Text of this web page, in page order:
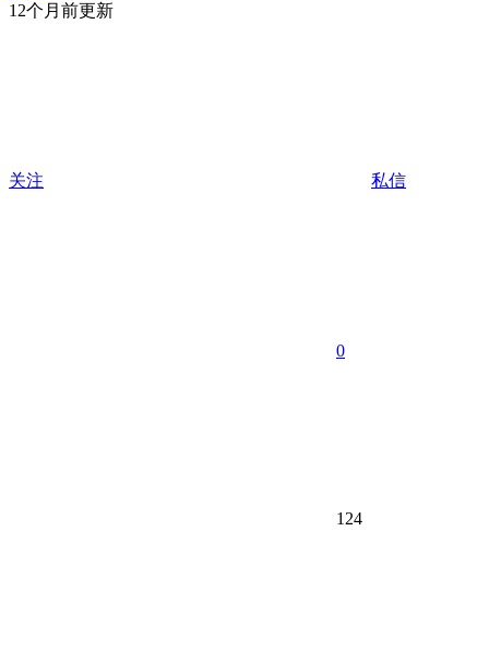
12个月前更新
关注 私信
0
124